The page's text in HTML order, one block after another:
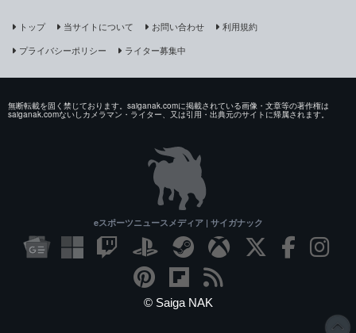
トップ 当サイトについて お問い合わせ
利用規約
プライバシーポリシー
ライター募集中
無断転載を固く禁じております。saiganak.comに掲載されている画像・文章等の著作権は
saiganak.comないしカメラマン・ライター、又は引用・出典元のサイトに帰属されます。
eスポーツニュースメディア | サイガナック
© Saiga NAK